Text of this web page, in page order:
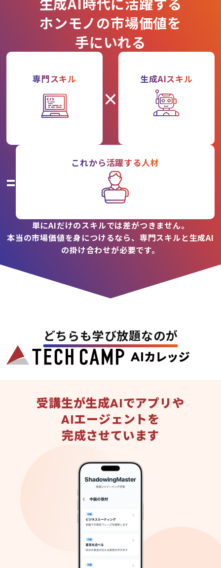
ホンモノの市場価値を
手にいれる
専門スキル
×
生成AIスキル
=
これから活躍する人材
単にAIだけのスキルでは差がつきません。
本当の市場価値を身につけるなら、専門スキルと生成AI
の掛け合わせが必要です。
どちらも学び放題なのが
受講生が生成AIでアプリや
AIエージェントを
完成させています